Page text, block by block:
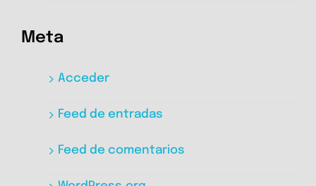
Meta
Acceder
Feed de entradas
Feed de comentarios